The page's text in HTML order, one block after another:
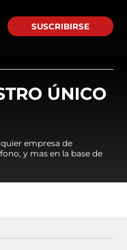
SUSCRIBIRSE
ÚNICO
empresa de
y mas en la base de